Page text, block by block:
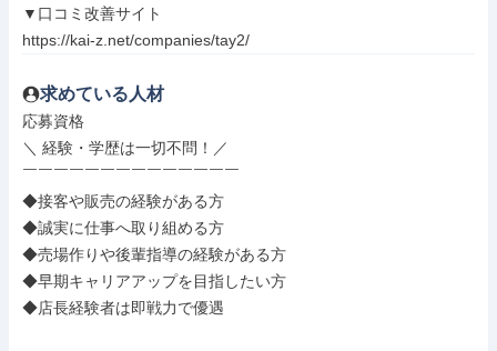
▼口コミ改善サイト
https://kai-z.net/companies/tay2/
求めている人材
応募資格
＼ 経験・学歴は一切不問！／
￣￣￣￣￣￣￣￣￣￣￣￣￣￣
◆接客や販売の経験がある方
◆誠実に仕事へ取り組める方
◆売場作りや後輩指導の経験がある方
◆早期キャリアアップを目指したい方
◆店長経験者は即戦力で優遇